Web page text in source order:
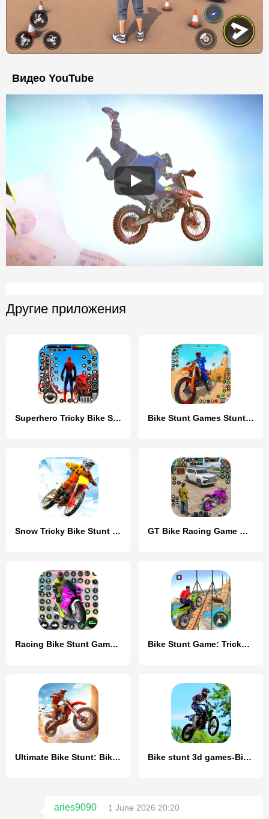
Видео YouTube
Другие приложения
Superhero Tricky Bike Stunt Bike Stunt Games Stunt Bike 3D
Snow Tricky Bike Stunt Race 3D GT Bike Racing Game Moto Stunt
Racing Bike Stunt Games Master Bike Stunt Game: Tricks Master
Ultimate Bike Stunt: Bike Game Bike stunt 3d games-Bike games
aries9090
1 June 2026 20:20